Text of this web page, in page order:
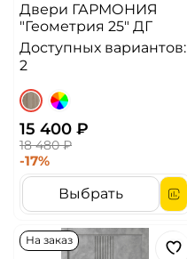
Двери ГАРМОНИЯ
"Геометрия 25" ДГ
Доступных вариантов:
2
15 400 ₽
18 480 ₽
-17%
Выбрать
На заказ